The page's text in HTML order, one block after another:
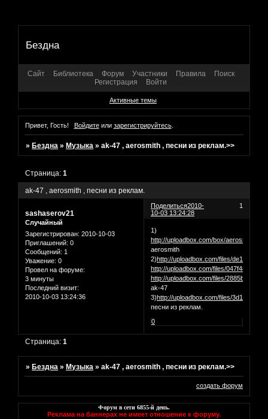
Бездна
Сайт Библиотека Форум Участники Правила
Поиск
Регистрация
Войти
Активные темы
Привет, Гость! Войдитеили зарегистрируйтесь.
»Бездна »Музыка »ak-47 , aerosmith , песни из реклам.>>
ak-47 , aerosmith , песни из реклам.
Страница:1
Поделиться 1
2010-
10-03 13:24:28
sashaserov21
Случайный
Зарегистрирован: 2010-10-03
Приглашений: 0
Сообщений: 1
Уважение: 0
Провел на форуме:
3 минуты
Последний визит:
2010-10-03 13:24:36
1)
http://uploadbox.com/box/aerosmith
aerosmith
2)http://uploadbox.com/files/de12ce5ea2
http://uploadbox.com/files/047f48744c
http://uploadbox.com/files/2885bd1497
ak-47
3)http://uploadbox.com/files/3d11bf71f8
песни из реклам.
0
Страница:1
»Бездна »Музыка »ak-47 , aerosmith , песни из реклам.>>
создать форум
Форум в сети 6855-й день.
Реклама на баннерах не имеет отношение к форуму.